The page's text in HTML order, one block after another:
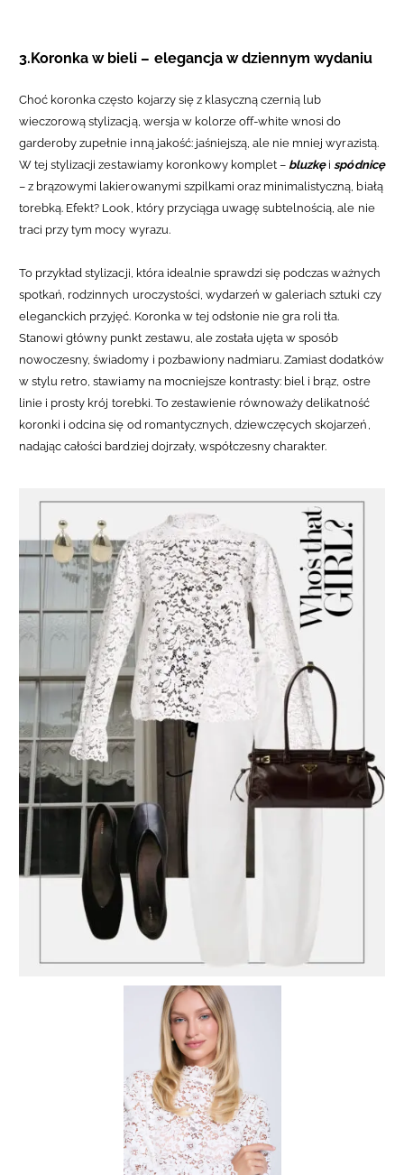
3.Koronka w bieli – elegancja w dziennym wydaniu
Choć koronka często kojarzy się z klasyczną czernią lub
wieczorową stylizacją, wersja w kolorze off-white wnosi do
garderoby zupełnie inną jakość: jaśniejszą, ale nie mniej wyrazistą.
W tej stylizacji zestawiamy koronkowy komplet – bluzkęispódnicę
– z brązowymi lakierowanymi szpilkami oraz minimalistyczną, białą
torebką. Efekt? Look, który przyciąga uwagę subtelnością, ale nie
traci przy tym mocy wyrazu.
To przykład stylizacji, która idealnie sprawdzi się podczas ważnych
spotkań, rodzinnych uroczystości, wydarzeń w galeriach sztuki czy
eleganckich przyjęć. Koronka w tej odsłonie nie gra roli tła.
Stanowi główny punkt zestawu, ale została ujęta w sposób
nowoczesny, świadomy i pozbawiony nadmiaru.Zamiast dodatków
w stylu retro, stawiamy na mocniejsze kontrasty: biel i brąz, ostre
linie i prosty krój torebki. To zestawienie równoważy delikatność
koronki i odcina się od romantycznych, dziewczęcych skojarzeń,
nadając całości bardziej dojrzały, współczesny charakter.